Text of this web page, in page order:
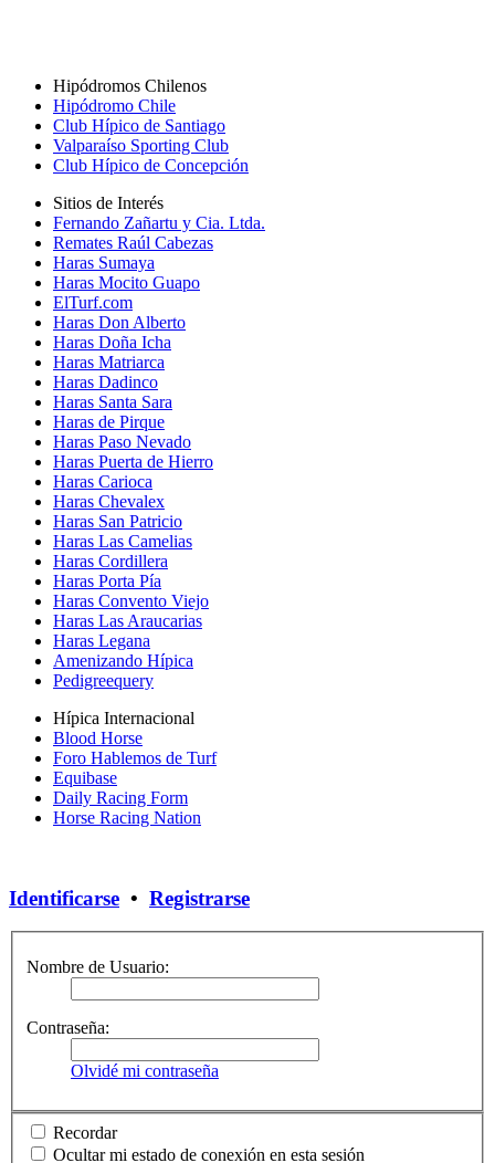
Hipódromos Chilenos
Hipódromo Chile
Club Hípico de Santiago
Valparaíso Sporting Club
Club Hípico de Concepción
Sitios de Interés
Fernando Zañartu y Cia. Ltda.
Remates Raúl Cabezas
Haras Sumaya
Haras Mocito Guapo
ElTurf.com
Haras Don Alberto
Haras Doña Icha
Haras Matriarca
Haras Dadinco
Haras Santa Sara
Haras de Pirque
Haras Paso Nevado
Haras Puerta de Hierro
Haras Carioca
Haras Chevalex
Haras San Patricio
Haras Las Camelias
Haras Cordillera
Haras Porta Pía
Haras Convento Viejo
Haras Las Araucarias
Haras Legana
Amenizando Hípica
Pedigreequery
Hípica Internacional
Blood Horse
Foro Hablemos de Turf
Equibase
Daily Racing Form
Horse Racing Nation
Identificarse • Registrarse
Nombre de Usuario:
Contraseña:
Olvidé mi contraseña
Recordar
Ocultar mi estado de conexión en esta sesión